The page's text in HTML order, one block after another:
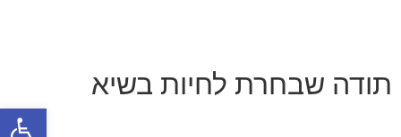
תודה שבחרת לחיות בשיא